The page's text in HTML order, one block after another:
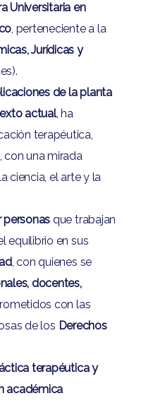
Universitaria en
, perteneciente a la
Jurídicas y
de la planta
actual, ha
terapéutica,
con una mirada
ciencia, el arte y la
que trabajan
equilibrio en sus
, con quienes se
docentes,
con las
de los Derechos
terapéutica y
académica